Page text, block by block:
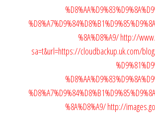
%8A%D8%A9/http://
sa=t&url=https://cloudbackup.uk.com/
%8A%D8%A9/http://